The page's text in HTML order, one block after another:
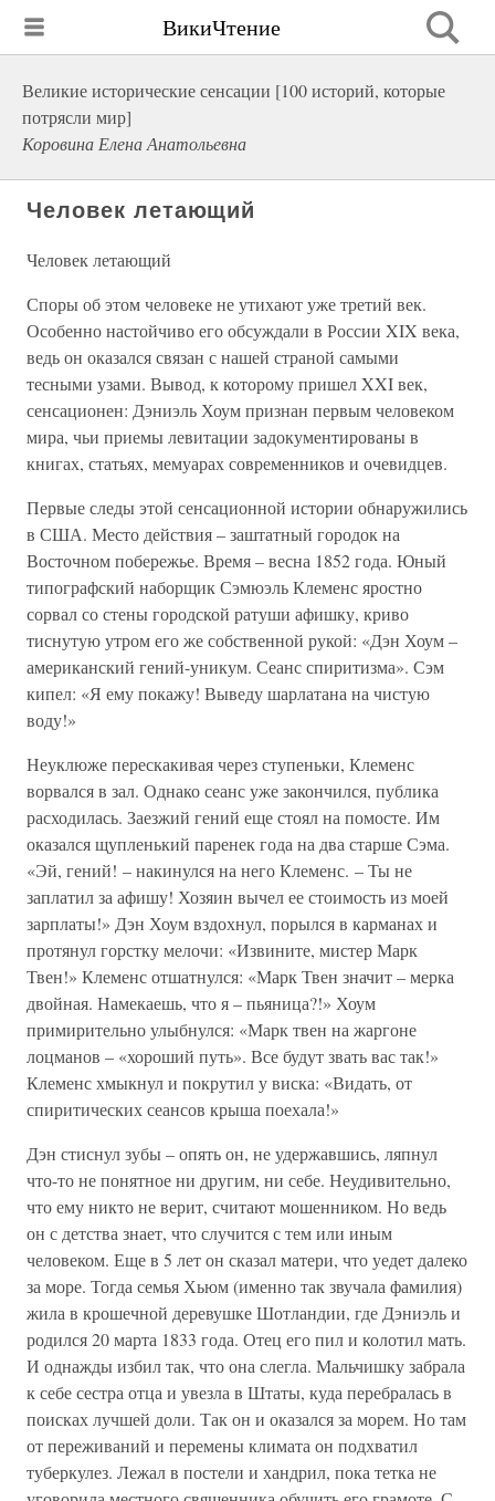
ВикиЧтение
Великие исторические сенсации [100 историй, которые
потрясли мир]
Коровина Елена Анатольевна
Человек летающий
Человек летающий
Споры об этом человеке не утихают уже третий век.
Особенно настойчиво его обсуждали в России XIX века,
ведь он оказался связан с нашей страной самыми
тесными узами. Вывод, к которому пришел XXI век,
сенсационен: Дэниэль Хоум признан первым человеком
мира, чьи приемы левитации задокументированы в
книгах, статьях, мемуарах современников и очевидцев.
Первые следы этой сенсационной истории обнаружились
в США. Место действия – заштатный городок на
Восточном побережье. Время – весна 1852 года. Юный
типографский наборщик Сэмюэль Клеменс яростно
сорвал со стены городской ратуши афишку, криво
тиснутую утром его же собственной рукой: «Дэн Хоум –
американский гений-уникум. Сеанс спиритизма». Сэм
кипел: «Я ему покажу! Выведу шарлатана на чистую
воду!»
Неуклюже перескакивая через ступеньки, Клеменс
ворвался в зал. Однако сеанс уже закончился, публика
расходилась. Заезжий гений еще стоял на помосте. Им
оказался щупленький паренек года на два старше Сэма.
«Эй, гений! – накинулся на него Клеменс. – Ты не
заплатил за афишу! Хозяин вычел ее стоимость из моей
зарплаты!» Дэн Хоум вздохнул, порылся в карманах и
протянул горстку мелочи: «Извините, мистер Марк
Твен!» Клеменс отшатнулся: «Марк Твен значит – мерка
двойная. Намекаешь, что я – пьяница?!» Хоум
примирительно улыбнулся: «Марк твен на жаргоне
лоцманов – «хороший путь». Все будут звать вас так!»
Клеменс хмыкнул и покрутил у виска: «Видать, от
спиритических сеансов крыша поехала!»
Дэн стиснул зубы – опять он, не удержавшись, ляпнул
что-то не понятное ни другим, ни себе. Неудивительно,
что ему никто не верит, считают мошенником. Но ведь
он с детства знает, что случится с тем или иным
человеком. Еще в 5 лет он сказал матери, что уедет далеко
за море. Тогда семья Хьюм (именно так звучала фамилия)
жила в крошечной деревушке Шотландии, где Дэниэль и
родился 20 марта 1833 года. Отец его пил и колотил мать.
И однажды избил так, что она слегла. Мальчишку забрала
к себе сестра отца и увезла в Штаты, куда перебралась в
поисках лучшей доли. Так он и оказался за морем. Но там
от переживаний и перемены климата он подхватил
туберкулез. Лежал в постели и хандрил, пока тетка не